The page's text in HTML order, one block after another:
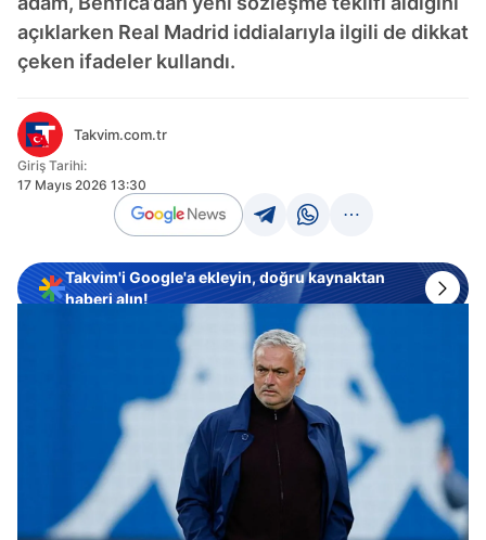
açıklarken Real Madrid iddialarıyla ilgili de dikkat
çeken ifadeler kullandı.
Takvim.com.tr
Giriş Tarihi:
17 Mayıs 2026 13:30
Takvim'i Google'a ekleyin, doğru kaynaktan
haberi alın!